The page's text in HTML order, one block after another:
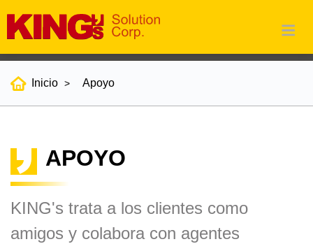
Inicio Apoyo
APOYO
KING's trata a los clientes como
amigos y colabora con agentes